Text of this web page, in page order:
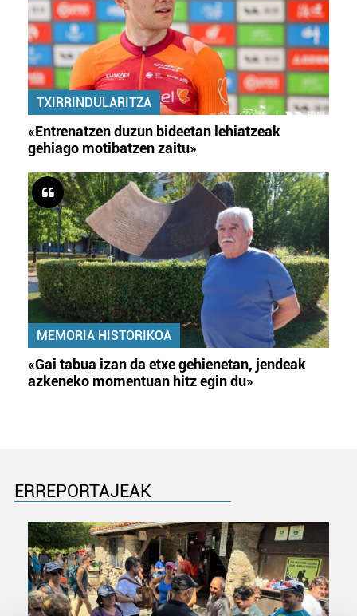
TXIRRINDULARITZA
«Entrenatzen duzun bideetan lehiatzeak
gehiago motibatzen zaitu»
MEMORIA HISTORIKOA
«Gai tabua izan da etxe gehienetan, jendeak
azkeneko momentuan hitz egin du»
ERREPORTAJEAK